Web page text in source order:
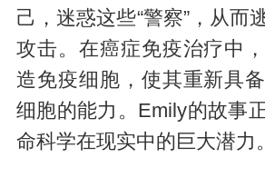
己，迷惑这些“警察”，从而
攻击。在癌症免疫治疗中
造免疫细胞，使其重新具
细胞的能力。Emily的故事
命科学在现实中的巨大潜力